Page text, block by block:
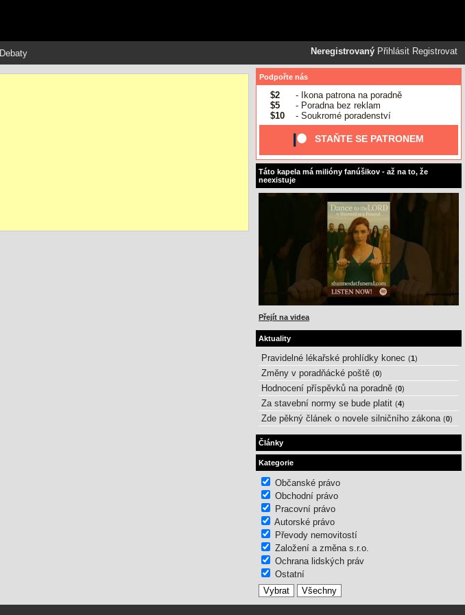
Neregistrovaný Přihlásit Registrovat
Debaty
Podpořte nás
$2
- Ikona patrona na poradně
$5
- Poradna bez reklam
$10
- Soukromé poradenství
STAŇTE SE PATRONEM
Táto kapela má milióny fanúšikov - až na to, že
neexistuje
Přejít na videa
Aktuality
Pravidelné lékařské prohlídky konec (1 )
Změny v poradňácké poště (0)
Hodnocení příspěvků na poradně (0)
Za stavební normy se bude platit (4)
Zde pěkný článek o novele silničního zákona (0)
Články
Kategorie
Občanské právo
Obchodní právo
Pracovní právo
Autorské právo
Převody nemovitostí
Založení a změna s.r.o.
Ochrana lidských práv
Ostatní